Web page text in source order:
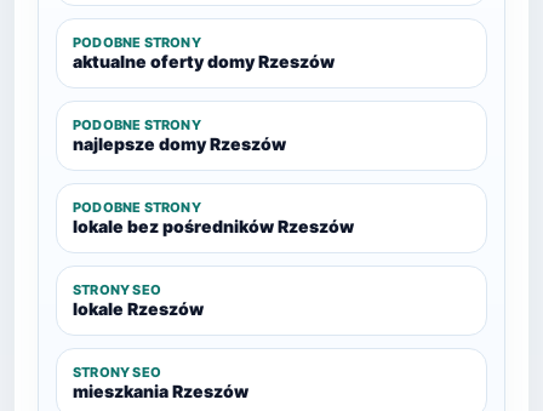
PODOBNE STRONY
aktualne oferty domy Rzeszów
PODOBNE STRONY
najlepsze domy Rzeszów
PODOBNE STRONY
lokale bez pośredników Rzeszów
STRONY SEO
lokale Rzeszów
STRONY SEO
mieszkania Rzeszów